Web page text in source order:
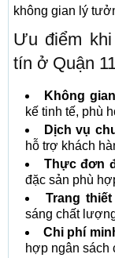
không gian lý
Ưu điểm
tín ở Quận
Không
kế tinh tế, phù
Dịch vụ
hỗ trợ khách
Thực đơn
đặc sản phù
Trang
sáng chất
Chi phí
hợp ngân sách